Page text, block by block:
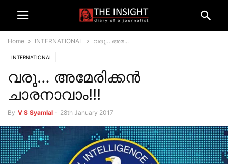
Home INTERNATIONAL വരൂ… അമ...
INTERNATIONAL
വരൂ… അമേരിക്കന്‍
ചാരനാവാം!!!
By V S Syamlal - 28th January 2017